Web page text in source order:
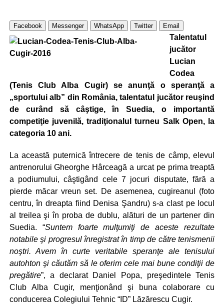
Facebook Messenger WhatsApp Twitter Email
Talentatul
jucător
Lucian
Codea
(Tenis Club Alba Cugir) se anunţă o speranţă a
„sportului alb” din România, talentatul jucător reuşind
de curând să câştige, în Suedia, o importantă
competiţie juvenilă, tradiţionalul turneu Salk Open, la
categoria 10 ani.
La această puternică întrecere de tenis de câmp, elevul
antrenorului Gheorghe Hârceagă a urcat pe prima treaptă
a podiumului, câştigând cele 7 jocuri disputate, fără a
pierde măcar vreun set. De asemenea, cugireanul (foto
centru, în dreapta fiind Denisa Şandru) s-a clast pe locul
al treilea şi în proba de dublu, alături de un partener din
Suedia. “Suntem foarte mulţumiţi de aceste rezultate
notabile şi progresul înregistrat în timp de către tenismenii
noştri. Avem în curte veritabile speranţe ale tenisului
autohton şi căutăm să le oferim cele mai bune condiţii de
pregătire”, a declarat Daniel Popa, preşedintele Tenis
Club Alba Cugir, menţionând şi buna colaborare cu
conducerea Colegiului Tehnic “ID” Lăzărescu Cugir.